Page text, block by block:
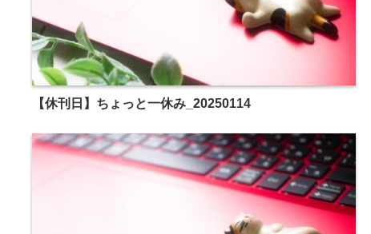
【休刊日】ちょっと一休み_20250114